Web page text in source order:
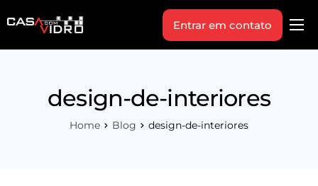
Produtos
Indique+
Entrar em contato
design-de-interiores
Home Blog design-de-interiores